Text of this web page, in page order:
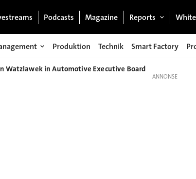
Podcasts Magazine Reports
Produktion Technik Smart Factory
Watzlawek in Automotive Executive Board